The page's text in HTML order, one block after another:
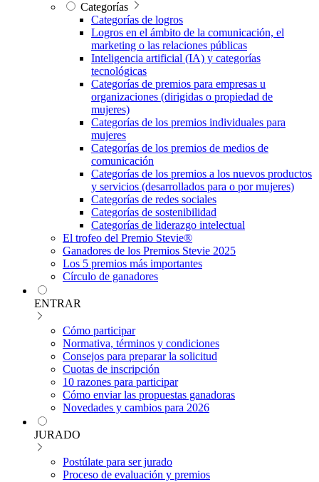
Categorías
Categorías de logros
Logros en el ámbito de la comunicación, el
marketing o las relaciones públicas
Inteligencia artificial (IA) y categorías
tecnológicas
Categorías de premios para empresas u
organizaciones (dirigidas o propiedad de
mujeres)
Categorías de los premios individuales para
mujeres
Categorías de los premios de medios de
comunicación
Categorías de los premios a los nuevos productos
y servicios (desarrollados para o por mujeres)
Categorías de redes sociales
Categorías de sostenibilidad
Categorías de liderazgo intelectual
El trofeo del Premio Stevie®
Ganadores de los Premios Stevie 2025
Los 5 premios más importantes
Círculo de ganadores
ENTRAR
Cómo participar
Normativa, términos y condiciones
Consejos para preparar la solicitud
Cuotas de inscripción
10 razones para participar
Cómo enviar las propuestas ganadoras
Novedades y cambios para 2026
JURADO
Postúlate para ser jurado
Proceso de evaluación y premios